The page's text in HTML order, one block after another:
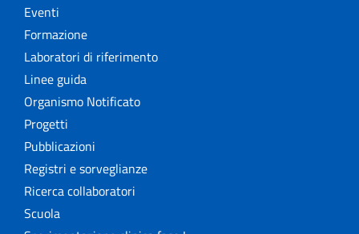
Eventi
Formazione
Laboratori di riferimento
Linee guida
Organismo Notificato
Progetti
Pubblicazioni
Registri e sorveglianze
Ricerca collaboratori
Scuola